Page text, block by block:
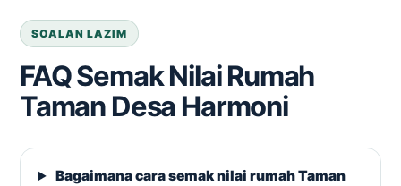
SOALAN LAZIM
FAQ Semak Nilai Rumah
Taman Desa Harmoni
Bagaimana cara semak nilai rumah Taman